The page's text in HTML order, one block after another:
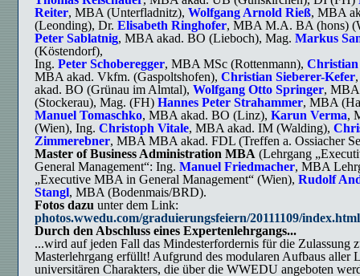
Reiter, MBA (Unterfladnitz), Wolfgang Arnold Rieß, MBA
(Leonding), Dr. Elisabeth Ringhofer, MBA M.A. BA (hons)
Peter Sablatnig, MBA akad. BO (Lieboch), Mag. Markus
(Köstendorf),
Ing. Peter Schoberegger, MBA MSc (Rottenmann), Christian
MBA akad. Vkfm. (Gaspoltshofen), Christian Sieberer-Kefer
akad. BO (Grünau im Almtal), Wolfgang Otto Springer, MBA
(Stockerau), Mag. (FH) Hannes Peter Strahammer, MBA
Manuel Tomaschko, MBA akad. BO (Linz), Karun Verma,
(Wien), Ing. Christoph Vitale, MBA akad. IM (Walding),
Zimmerebner, MBA MBA akad. FDL (Treffen a. Ossiacher
Master of Business Administration MBA (Lehrgang
General Management“: Ing. Manuel Friedmacher, MBA
„Executive MBA in General Management“ (Wien), Rudolf
Stangl, MBA (Bodenmais/BRD).
Fotos dazu unter dem Link:
photos.wwedu.com/graduierungsfeiern/20111109/index.html
Durch den Abschluss eines Expertenlehrgangs...
...wird auf jeden Fall das Mindesterfordernis für die Zulassung
Masterlehrgang erfüllt! Aufgrund des modularen Aufbaus aller
universitären Charakters, die über die WWEDU angeboten